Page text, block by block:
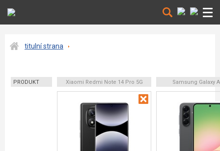
titulní strana
PRODUKT Xiaomi Redmi Note 14 Pro 5G Samsung Galaxy